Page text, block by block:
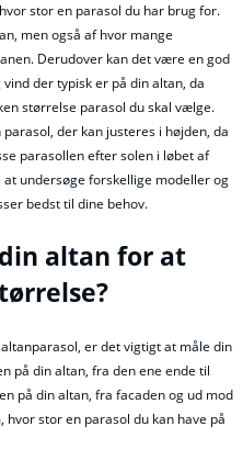
stor en parasol du har brug for.
men også af hvor mange
Derudover kan det være en god
der typisk er på din altan, da
størrelse parasol du skal vælge.
der kan justeres i højden, da
parasollen efter solen i løbet af
undersøge forskellige modeller og
bedst til dine behov.
altan for at
er det vigtigt at måle din
på din altan, fra den ene ende til
på din altan, fra facaden og ud mod
hvor stor en parasol du kan have på